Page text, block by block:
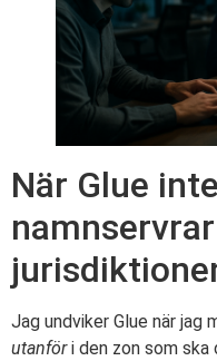
När Glue
Jag undviker Glue när jag
utanföri den zon som ska